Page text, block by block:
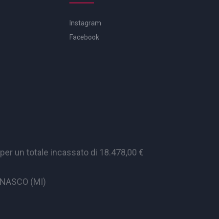
Instagram
Facebook
per un totale incassato di 18.478,00 €
(MI)